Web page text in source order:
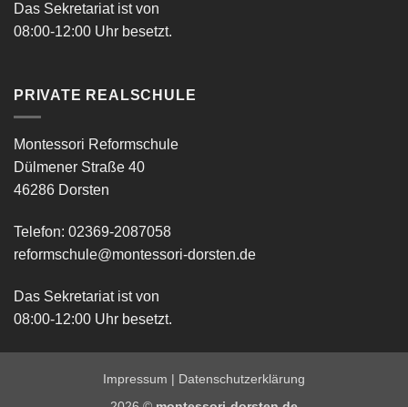
Das Sekretariat ist von
08:00-12:00 Uhr besetzt.
PRIVATE REALSCHULE
Montessori Reformschule
Dülmener Straße 40
46286 Dorsten
Telefon: 02369-2087058
reformschule@montessori-dorsten.de
Das Sekretariat ist von
08:00-12:00 Uhr besetzt.
Impressum | Datenschutzerklärung